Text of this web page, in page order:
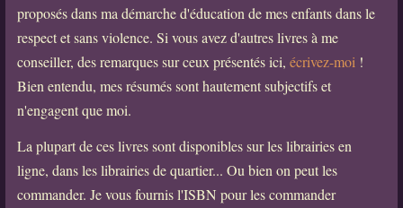
proposés dans ma démarche d'éducation de mes enfants dans le
respect et sans violence. Si vous avez d'autres livres à me
conseiller, des remarques sur ceux présentés ici, écrivez-moi!
Bien entendu, mes résumés sont hautement subjectifs et
n'engagent que moi.
La plupart de ces livres sont disponibles sur les librairies en
ligne, dans les librairies de quartier... Ou bien on peut les
commander. Je vous fournis l'ISBN pour les commander